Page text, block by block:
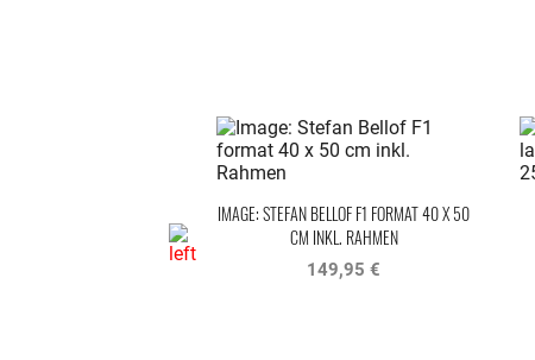
IMAGE: STEFAN BELLOF F1 FORMAT 40 X 50
CM INKL. RAHMEN
149,95 €